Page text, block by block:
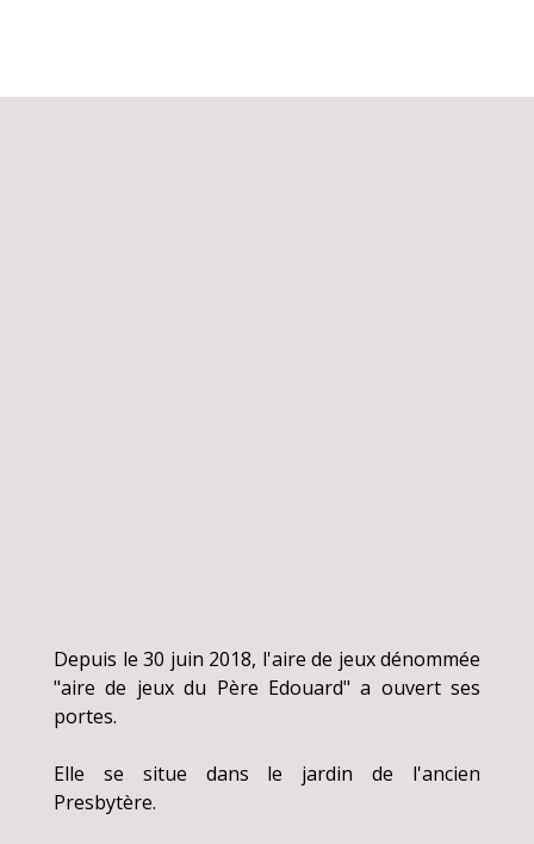
Depuis le 30 juin 2018, l'aire de jeux dénommée
"aire de jeux du Père Edouard" a ouvert ses
portes.
Elle se situe dans le jardin de l'ancien
Presbytère.